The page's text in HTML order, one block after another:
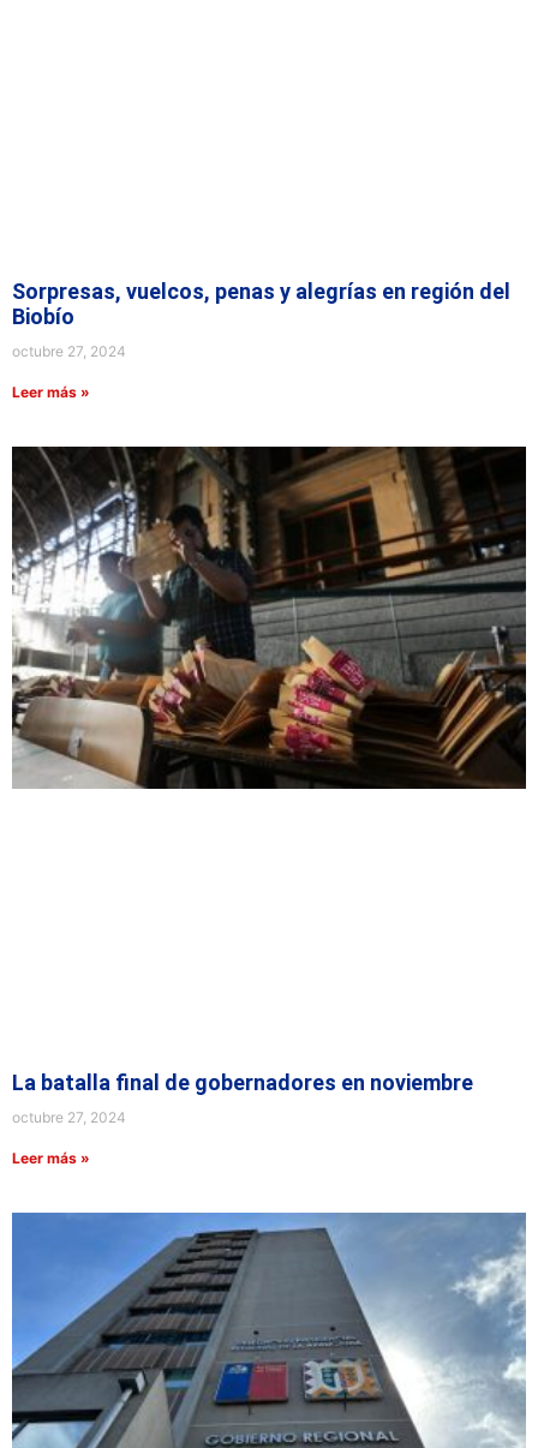
Sorpresas, vuelcos, penas y alegrías en región del
Biobío
octubre 27, 2024
Leer más »
La batalla final de gobernadores en noviembre
octubre 27, 2024
Leer más »